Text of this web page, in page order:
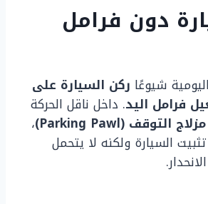
دون فرامل
شيوعًا ركن السيارة على
فرامل اليد. داخل ناقل الحركة
مزلاج التوقف (Parking Pawl)
،
السيارة ولكنه لا يتحمل